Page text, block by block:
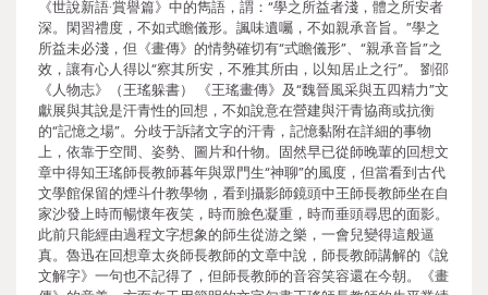
《世說新語·賞譽篇》中的雋語，謂：“學之所益者淺，體之所安者
深。閑習禮度，不如式瞻儀形。諷味遺囑，不如親承音旨。”學之
所益未必淺，但《畫傳》的情勢確切有“式瞻儀形”、“親承音旨”之
效，讓有心人得以“察其所安，不雅其所由，以知居止之行”。 劉邵
《人物志》（王瑤躲書） 《王瑤畫傳》及“魏晉風采與五四精力”文
獻展與其說是汗青性的回想，不如說意在營建與汗青協商或抗衡
的“記憶之場”。分歧于訴諸文字的汗青，記憶黏附在詳細的事物
上，依靠于空間、姿勢、圖片和什物。固然早已從師晚輩的回想文
章中得知王瑤師長教師暮年與眾門生“神聊”的風度，但當看到古代
文學館保留的煙斗什教學物，看到攝影師鏡頭中王師長教師坐在自
家沙發上時而暢懷年夜笑，時而臉色凝重，時而垂頭尋思的面影。
此前只能經由過程文字想象的師生從游之樂，一會兒變得這般逼
真。魯迅在回想章太炎師長教師的文章中說，師長教師講解的《說
文解字》一句也不記得了，但師長教師的音容笑容還在今朝。《畫